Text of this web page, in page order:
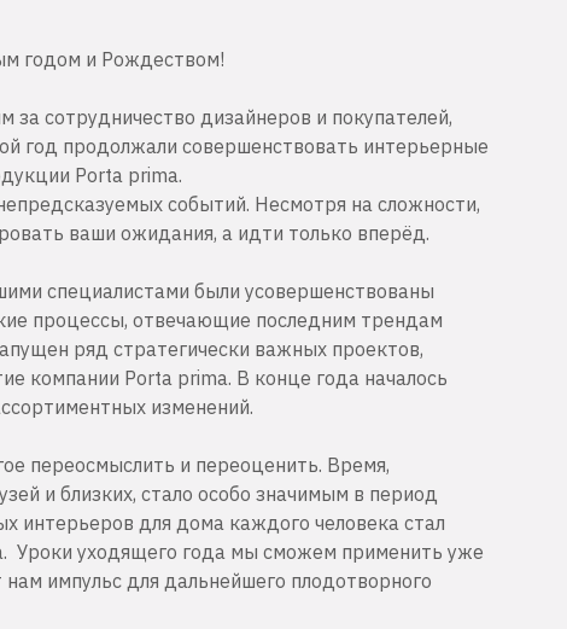
годом и Рождеством!
за сотрудничество дизайнеров и покупателей,
год продолжали совершенствовать интерьерные
Porta prima.
событий. Несмотря на сложности,
ваши ожидания, а идти только вперёд.
специалистами были усовершенствованы
процессы, отвечающие последним трендам
ряд стратегически важных проектов,
компании Porta prima. В конце года началось
изменений.
переосмыслить и переоценить. Время,
и близких, стало особо значимым в период
интерьеров для дома каждого человека стал
Уроки уходящего года мы сможем применить уже
импульс для дальнейшего плодотворного